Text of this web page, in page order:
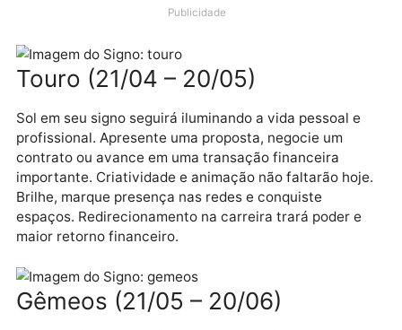
pausada. Cuidar do corpo e do bem-estar contribuirá
com maior produtividade e motivação no trabalho.
Publicidade
Touro (21/04 – 20/05)
Sol em seu signo seguirá iluminando a vida pessoal e
contrato ou avance em uma transação financeira
importante. Criatividade e animação não faltarão